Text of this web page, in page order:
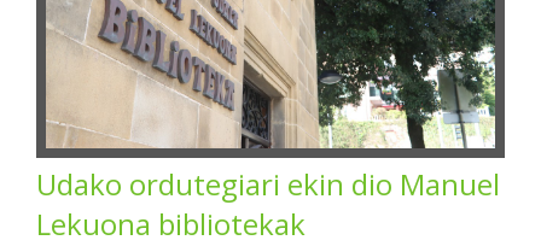
Udako ordutegiari ekin dio Manuel
Lekuona bibliotekak